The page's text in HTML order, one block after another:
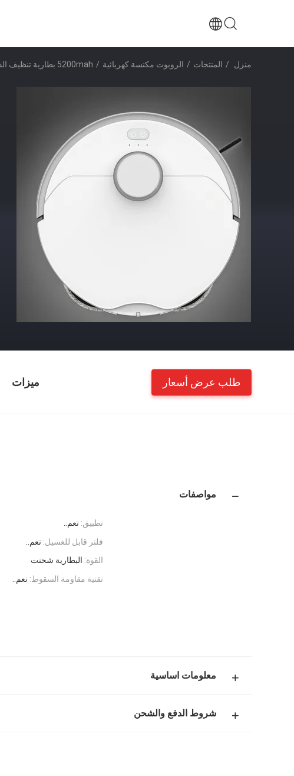
منزل / المنتجات / الروبوت مكنسة كهربائية / 5200mah بطارية تنظيف الذاتية الروبوت المكنسة الرشاشة أقل من 65dB وظيفة التنظيف الذاتي
ميزات طلب عرض أسعار
مواصفات
تطبيق: نعم..
فلتر قابل للغسيل: نعم..
القوة: البطارية شحنت
تقنية مقاومة السقوط: نعم..
معلومات اساسية
شروط الدفع والشحن